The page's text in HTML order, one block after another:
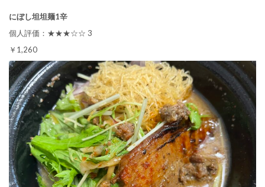
にぼし坦坦麺1辛
個人評価：★★★☆☆ 3
￥1,260